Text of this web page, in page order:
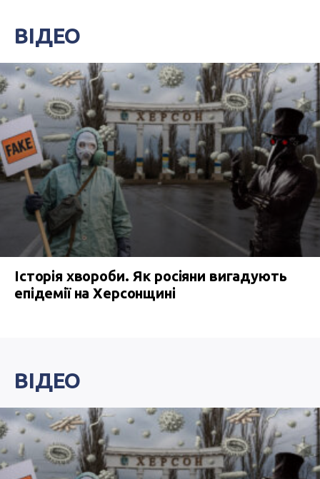
ВІДЕО
Історія хвороби. Як росіяни вигадують
епідемії на Херсонщині
ВІДЕО